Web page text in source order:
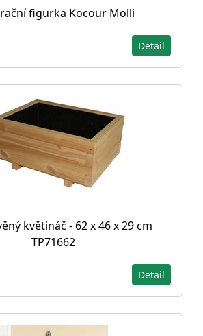
figurka Kocour Molli
Detail
květináč - 62 x 46 x 29 cm
TP71662
Detail